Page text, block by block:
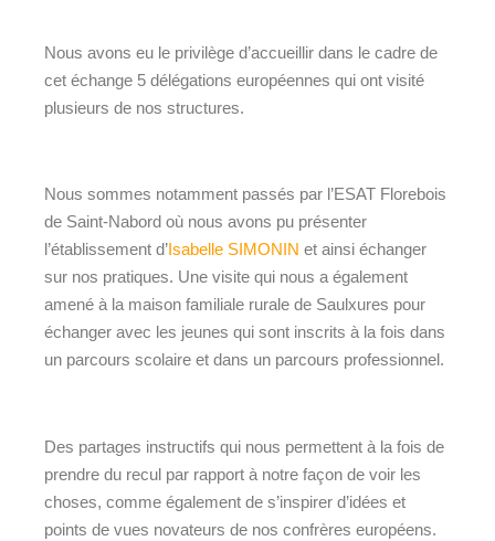
Nous avons eu le privilège d’accueillir dans le cadre de
cet échange 5 délégations européennes qui ont visité
plusieurs de nos structures.
Nous sommes notamment passés par l’ESAT Florebois
de Saint-Nabord où nous avons pu présenter
l’établissement d’Isabelle SIMONIN et ainsi échanger
sur nos pratiques. Une visite qui nous a également
amené à la maison familiale rurale de Saulxures pour
échanger avec les jeunes qui sont inscrits à la fois dans
un parcours scolaire et dans un parcours professionnel.
Des partages instructifs qui nous permettent à la fois de
prendre du recul par rapport à notre façon de voir les
choses, comme également de s’inspirer d’idées et
points de vues novateurs de nos confrères européens.